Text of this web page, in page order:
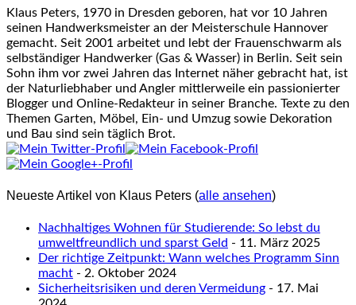
Klaus Peters, 1970 in Dresden geboren, hat vor 10 Jahren
seinen Handwerksmeister an der Meisterschule Hannover
gemacht. Seit 2001 arbeitet und lebt der Frauenschwarm als
selbständiger Handwerker (Gas & Wasser) in Berlin. Seit sein
Sohn ihm vor zwei Jahren das Internet näher gebracht hat, ist
der Naturliebhaber und Angler mittlerweile ein passionierter
Blogger und Online-Redakteur in seiner Branche. Texte zu den
Themen Garten, Möbel, Ein- und Umzug sowie Dekoration
und Bau sind sein täglich Brot.
Neueste Artikel von Klaus Peters (alle ansehen)
Nachhaltiges Wohnen für Studierende: So lebst du
umweltfreundlich und sparst Geld - 11. März 2025
Der richtige Zeitpunkt: Wann welches Programm Sinn
macht - 2. Oktober 2024
Sicherheitsrisiken und deren Vermeidung - 17. Mai